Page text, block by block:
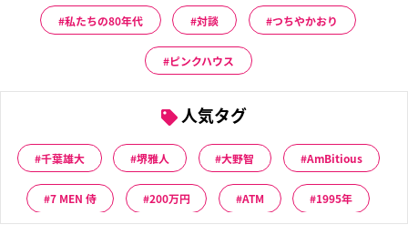
私たちの80年代 対談 つちやかおり
ピンクハウス
人気タグ
千葉雄大 堺雅人 大野智 AmBitious
7 MEN 侍 200万円 ATM 1995年